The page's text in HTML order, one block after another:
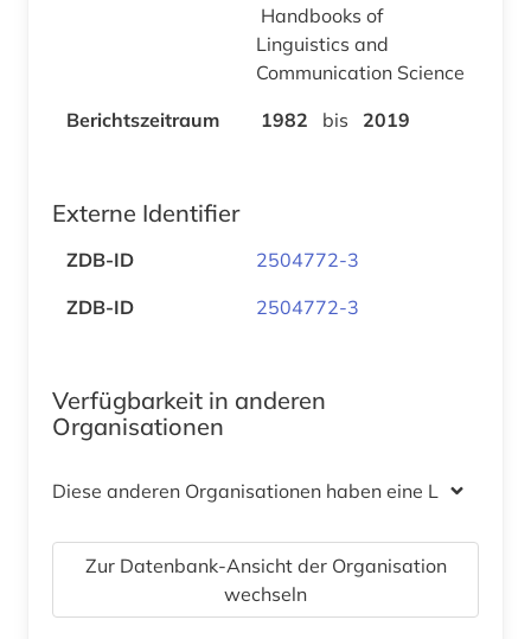
Handbooks of
Linguistics and
Communication Science
Berichtszeitraum
1982 bis 2019
Externe Identifier
ZDB-ID
2504772-3
ZDB-ID
2504772-3
Verfügbarkeit in anderen
Organisationen
Diese anderen Organisationen haben eine Lizenz
Zur Datenbank-Ansicht der Organisation
wechseln